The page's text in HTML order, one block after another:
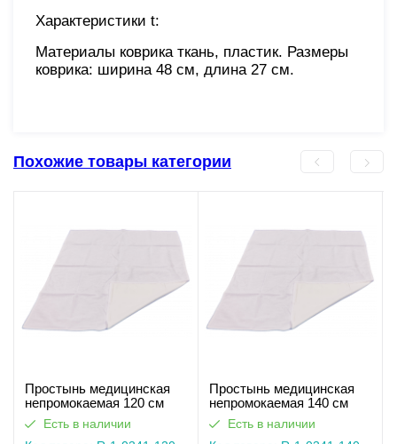
Характеристики t:
Материалы коврика ткань, пластик. Размеры
коврика: ширина 48 см, длина 27 см.
Похожие товары категории
Простынь медицинская
непромокаемая 120 см
Есть в наличии
Простынь медицинская
непромокаемая 140 см
Есть в наличии